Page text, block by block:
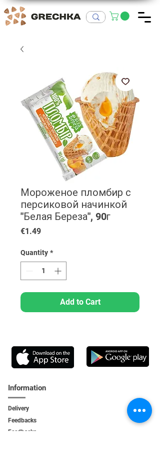
Мороженое пломбир с
персиковой начинкой
"Белая Береза", 90г
€1.49Price
Quantity *
Add to Cart
Information
Delivery
Feedbacks
Feedbacks